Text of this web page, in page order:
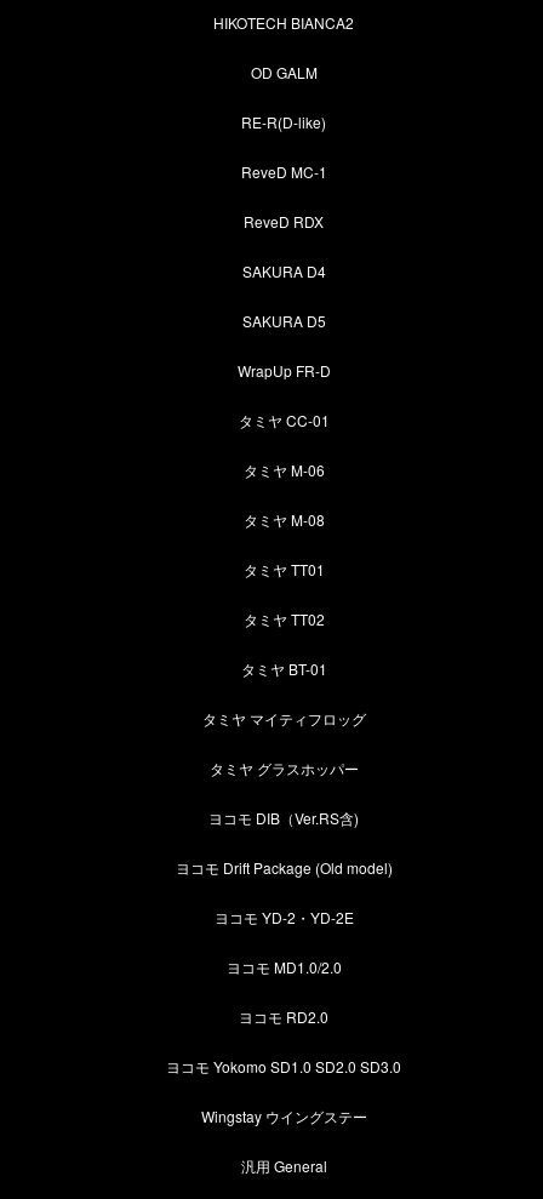
HIKOTECH BIANCA2
OD GALM
RE-R(D-like)
ReveD MC-1
ReveD RDX
SAKURA D4
SAKURA D5
WrapUp FR-D
タミヤ CC-01
タミヤ M-06
タミヤ M-08
タミヤ TT01
タミヤ TT02
タミヤ BT-01
タミヤ マイティフロッグ
タミヤ グラスホッパー
ヨコモ DIB（Ver.RS含)
ヨコモ Drift Package (Old model)
ヨコモ YD-2・YD-2E
ヨコモ MD1.0/2.0
ヨコモ RD2.0
ヨコモ Yokomo SD1.0 SD2.0 SD3.0
Wingstay ウイングステー
汎用 General